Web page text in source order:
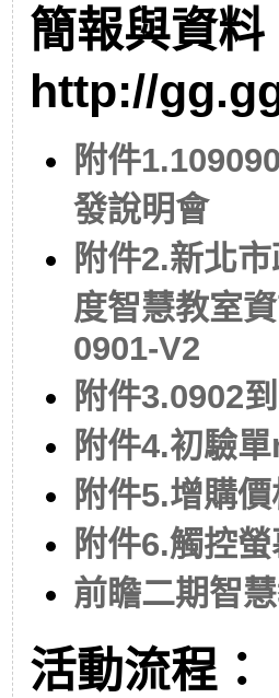
簡報與資料
http://
附件
發說明會
附件2.新北
度智慧教室
0901-V2
附件3.0902
附件4.初驗
附件5.增購
附件6.觸控
前瞻二期智
活動流程：